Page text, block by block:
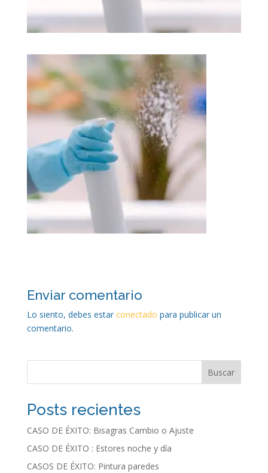
Enviar comentario
Lo siento, debes estar conectado para publicar un
comentario.
Buscar
Posts recientes
CASO DE ÉXITO: Bisagras Cambio o Ajuste
CASO DE ÉXITO : Estores noche y día
CASOS DE ÉXITO: Pintura paredes